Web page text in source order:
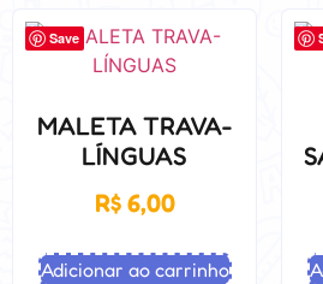
Save
MALETA TRAVA-
LÍNGUAS
R$6,00
Adicionar ao carrinho